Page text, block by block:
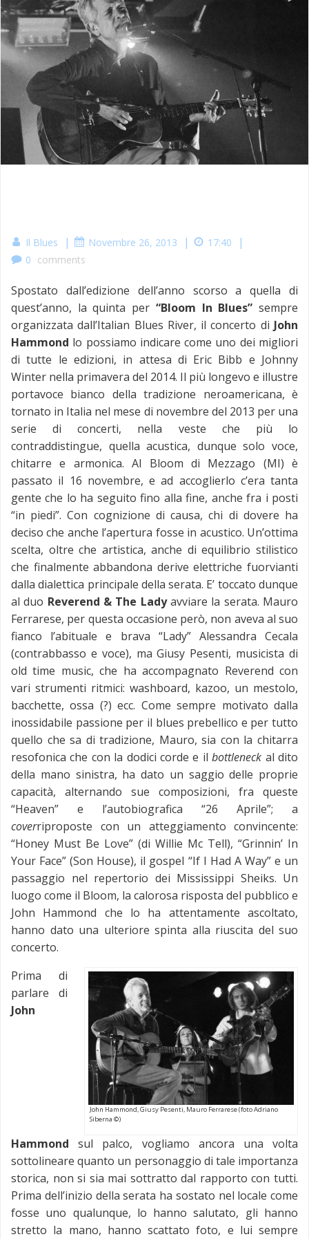
Il Blues | Novembre 26, 2013 | 17:40 |
0 comments
Spostato dall’edizione dell’anno scorso a quella di
quest’anno, la quinta per “Bloom In Blues” sempre
organizzata dall’Italian Blues River, il concerto di John
Hammond lo possiamo indicare come uno dei migliori
di tutte le edizioni, in attesa di Eric Bibb e Johnny
Winter nella primavera del 2014. Il più longevo e illustre
portavoce bianco della tradizione neroamericana, è
tornato in Italia nel mese di novembre del 2013 per una
serie di concerti, nella veste che più lo
contraddistingue, quella acustica, dunque solo voce,
chitarre e armonica. Al Bloom di Mezzago (MI) è
passato il 16 novembre, e ad accoglierlo c’era tanta
gente che lo ha seguito fino alla fine, anche fra i posti
“in piedi”. Con cognizione di causa, chi di dovere ha
deciso che anche l’apertura fosse in acustico. Un’ottima
scelta, oltre che artistica, anche di equilibrio stilistico
che finalmente abbandona derive elettriche fuorvianti
dalla dialettica principale della serata. E’ toccato dunque
al duo Reverend & The Ladyavviare la serata. Mauro
Ferrarese, per questa occasione però, non aveva al suo
fianco l’abituale e brava “Lady” Alessandra Cecala
(contrabbasso e voce), ma Giusy Pesenti, musicista di
old time music, che ha accompagnato Reverend con
vari strumenti ritmici: washboard, kazoo, un mestolo,
bacchette, ossa (?) ecc. Come sempre motivato dalla
inossidabile passione per il blues prebellico e per tutto
quello che sa di tradizione, Mauro, sia con la chitarra
resofonica che con la dodici corde e ilbottleneck al dito
della mano sinistra, ha dato un saggio delle proprie
capacità, alternando sue composizioni, fra queste
“Heaven” e l’autobiografica “26 Aprile”; a
coverriproposte con un atteggiamento convincente:
“Honey Must Be Love” (di Willie Mc Tell), “Grinnin’ In
Your Face” (Son House), il gospel “If I Had A Way” e un
passaggio nel repertorio dei Mississippi Sheiks. Un
luogo come il Bloom, la calorosa risposta del pubblico e
John Hammond che lo ha attentamente ascoltato,
hanno dato una ulteriore spinta alla riuscita del suo
concerto.
John Hammond, Giusy Pesenti, Mauro Ferrarese (foto Adriano
Siberna ©)
Prima di
parlare di
John
Hammond sul palco, vogliamo ancora una volta
sottolineare quanto un personaggio di tale importanza
storica, non si sia mai sottratto dal rapporto con tutti.
Prima dell’inizio della serata ha sostato nel locale come
fosse uno qualunque, lo hanno salutato, gli hanno
stretto la mano, hanno scattato foto, e lui sempre